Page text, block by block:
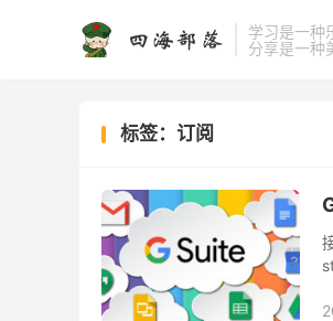
学习是一种
分享是一种
标签：订阅